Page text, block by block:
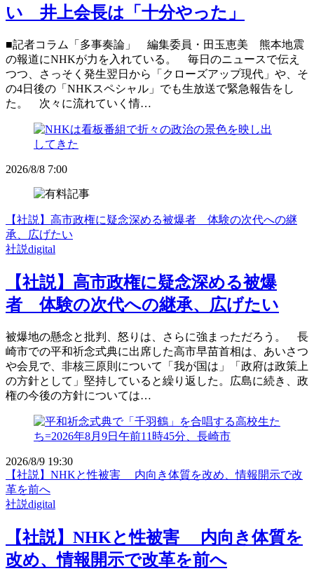
い 井上会長は「十分やった」
■記者コラム「多事奏論」 編集委員・田玉恵美 熊本地震
の報道にNHKが力を入れている。 毎日のニュースで伝え
つつ、さっそく発生翌日から「クローズアップ現代」や、そ
の4日後の「NHKスペシャル」でも生放送で緊急報告をし
た。 次々に流れていく情…
2026/8/8 7:00
【社説】高市政権に疑念深める被爆者 体験の次代への継
承、広げたい
社説digital
【社説】高市政権に疑念深める被爆
者 体験の次代への継承、広げたい
被爆地の懸念と批判、怒りは、さらに強まっただろう。 長
崎市での平和祈念式典に出席した高市早苗首相は、あいさつ
や会見で、非核三原則について「我が国は」「政府は政策上
の方針として」堅持していると繰り返した。広島に続き、政
権の今後の方針については…
2026/8/9 19:30
【社説】NHKと性被害 内向き体質を改め、情報開示で改
革を前へ
社説digital
【社説】NHKと性被害 内向き体質を
改め、情報開示で改革を前へ